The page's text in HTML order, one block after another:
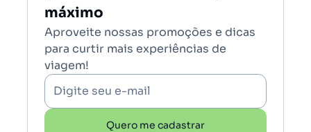
máximo
Aproveite nossas promoções e dicas
para curtir mais experiências de
viagem!
Digite seu e-mail
Quero me cadastrar